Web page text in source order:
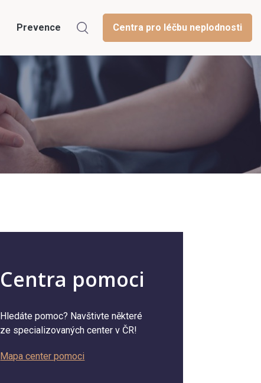
Prevence Centra pro léčbu neplodnosti
Centra pomoci
Hledáte pomoc? Navštivte některé
ze specializovaných center v ČR!
Mapa center pomoci